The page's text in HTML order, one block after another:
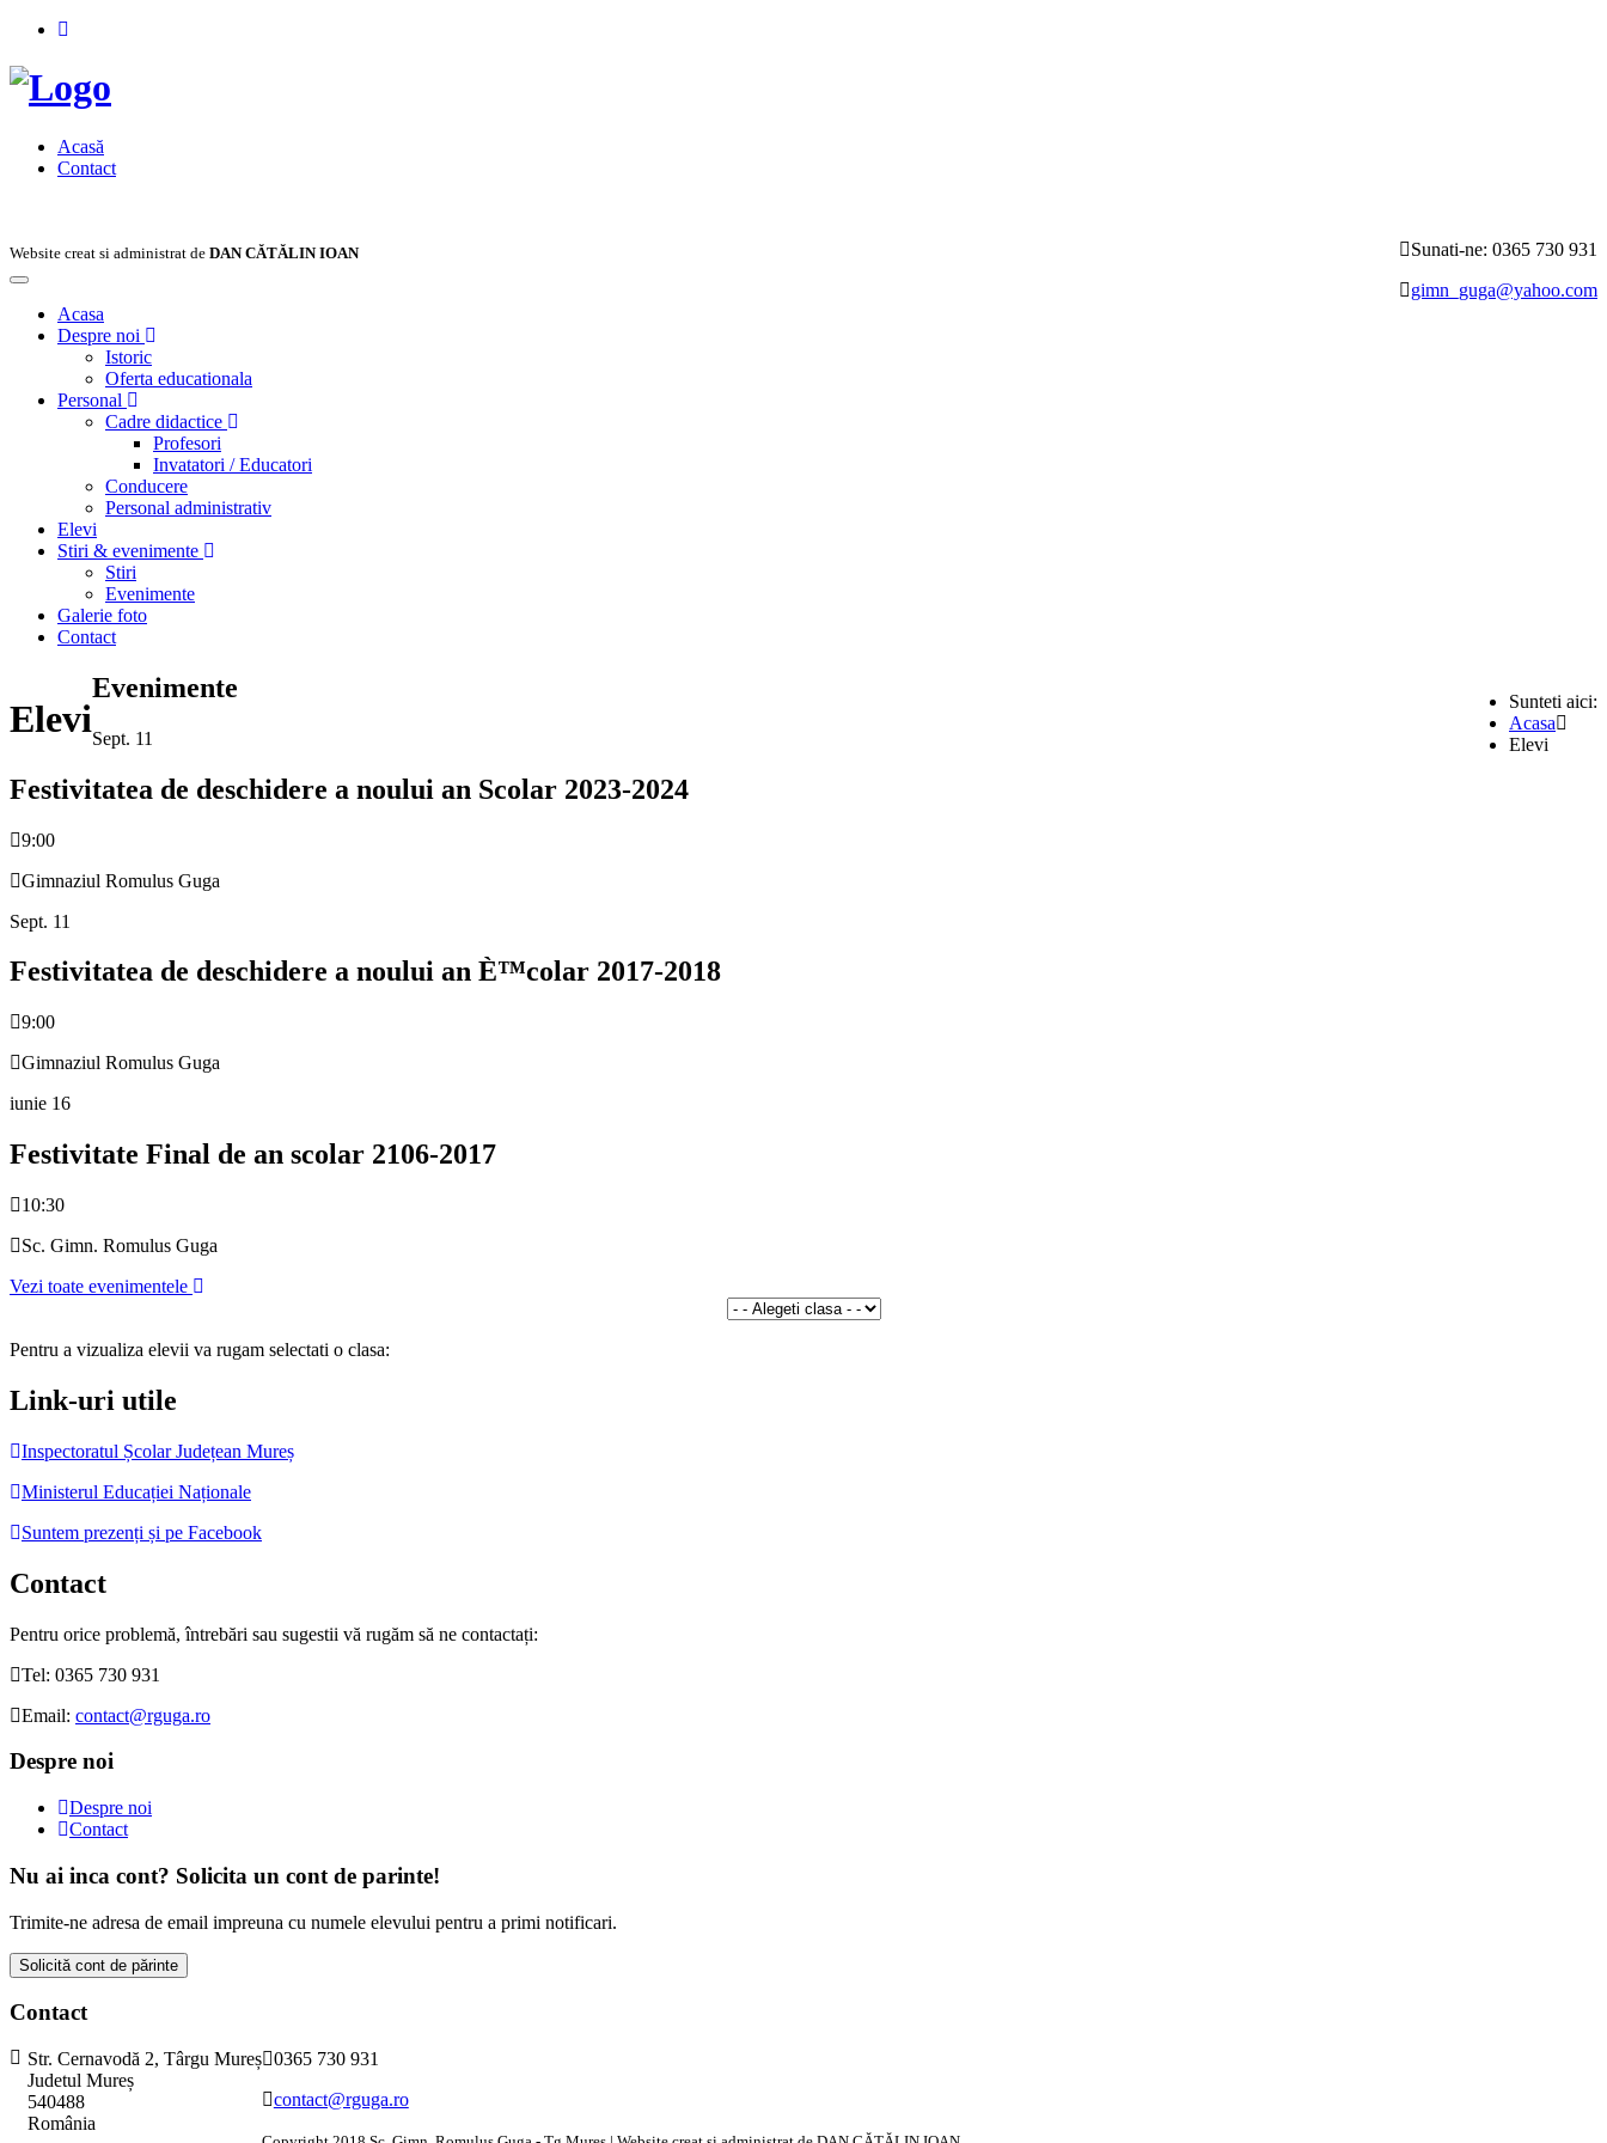
Acasă
Contact
Sunati-ne: 0365 730 931
gimn_guga@yahoo.com
Website creat si administrat de DAN CĂTĂLIN IOAN
Toggle
navigationAcasa
Despre noi
Istoric
Oferta educationala
Personal
Cadre didactice
Profesori
Invatatori / Educatori
Conducere
Personal administrativ
Elevi
Stiri & evenimente
Stiri
Evenimente
Galerie foto
Contact
Elevi
Sunteti aici:
Acasa
Elevi
Evenimente
Sept. 11
Festivitatea de deschidere a noului an Scolar 2023-2024
9:00
Gimnaziul Romulus Guga
Sept. 11
Festivitatea de deschidere a noului an È™colar 2017-2018
9:00
Gimnaziul Romulus Guga
iunie 16
Festivitate Final de an scolar 2106-2017
10:30
Sc. Gimn. Romulus Guga
Vezi toate evenimentele
Pentru a vizualiza elevii va rugam selectati o clasa:
Link-uri utile
Inspectoratul Școlar Județean Mureș
Ministerul Educației Naționale
Suntem prezenți și pe Facebook
Contact
Pentru orice problemă, întrebări sau sugestii vă rugăm să ne contactați:
Tel: 0365 730 931
Email: contact@rguga.ro
Despre noi
Despre noi
Contact
Nu ai inca cont? Solicita un cont de parinte!
Trimite-ne adresa de email impreuna cu numele elevului pentru a primi notificari.
Solicită cont de părinte
Contact
Str. Cernavodă 2, Târgu Mureș
Judetul Mureș
540488
România
0365 730 931
contact@rguga.ro